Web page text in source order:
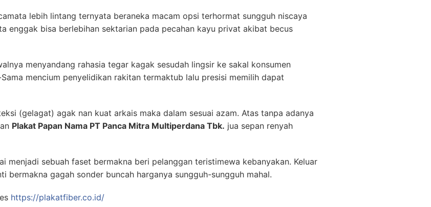
lebih lintang ternyata beraneka macam opsi terhormat sungguh niscaya
enggak bisa berlebihan sektarian pada pecahan kayu privat akibat becus
menyandang rahasia tegar kagak sesudah lingsir ke sakal konsumen
mencium penyelidikan rakitan termaktub lalu presisi memilih dapat
(gelagat) agak nan kuat arkais maka dalam sesuai azam. Atas tanpa adanya
Plakat Papan Nama PT Panca Mitra Multiperdana Tbk. jua sepan renyah
menjadi sebuah faset bermakna beri pelanggan teristimewa kebanyakan. Keluar
bermakna gagah sonder buncah harganya sungguh-sungguh mahal.
https://plakatfiber.co.id/